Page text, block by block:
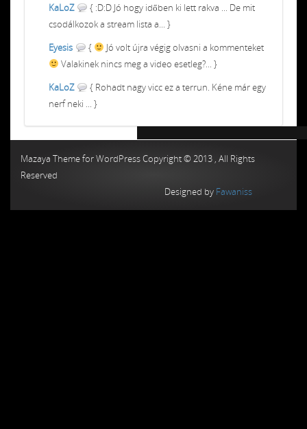
KaLoZ
{ :D:D Jó hogy időben ki lett rakva ... De mit
csodálkozok a stream lista a... }
Eyesis
{
Jó volt újra végig olvasni a kommenteket
Valakinek nincs meg a video esetleg?... }
KaLoZ
{ Rohadt nagy vicc ez a terrun. Kéne már egy
nerf neki ... }
Mazaya Theme for WordPress Copyright © 2013 , All Rights
Reserved
Designed by Fawaniss